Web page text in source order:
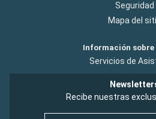
Seguridad
Mapa del
Información
Servicios de
Recibe nuestras